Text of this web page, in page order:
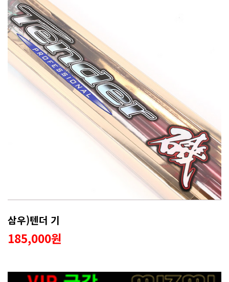
삼우)텐더 기
185,000원